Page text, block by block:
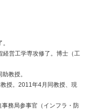
営工学専攻修了。博士（工
教授。
授。2011年4月同教授、現
務局参事官（インフラ・防